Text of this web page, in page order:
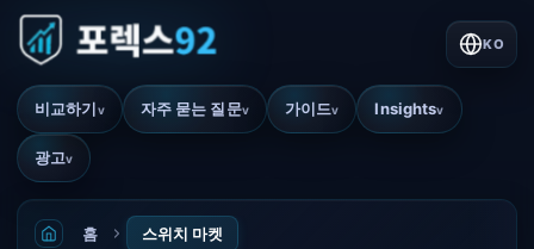
비교하기v 자주 묻는 질문v 가이드v Insightsv
광고v
KO
홈 스위치 마켓